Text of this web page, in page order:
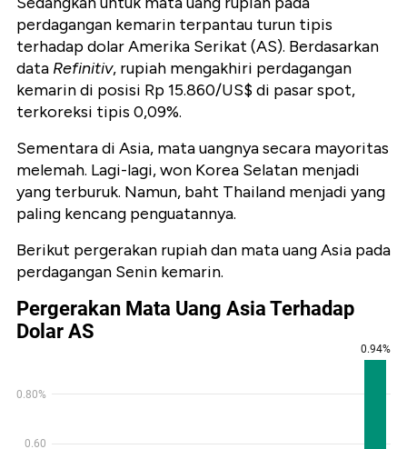
perdagangan kemarin terpantau turun tipis
terhadap dolar Amerika Serikat (AS). Berdasarkan
data Refinitiv, rupiah mengakhiri perdagangan
kemarin di posisi Rp 15.860/US$ di pasar spot,
terkoreksi tipis 0,09%.
Sementara di Asia, mata uangnya secara mayoritas
melemah. Lagi-lagi, won Korea Selatan menjadi
yang terburuk. Namun, baht Thailand menjadi yang
paling kencang penguatannya.
Berikut pergerakan rupiah dan mata uang Asia pada
perdagangan Senin kemarin.